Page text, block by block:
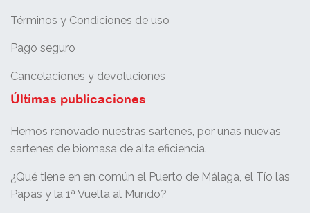
Términos y Condiciones de uso
Pago seguro
Cancelaciones y devoluciones
Últimas publicaciones
Hemos renovado nuestras sartenes, por unas nuevas
sartenes de biomasa de alta eficiencia.
¿Qué tiene en en común el Puerto de Málaga, el Tío las
Papas y la 1ª Vuelta al Mundo?